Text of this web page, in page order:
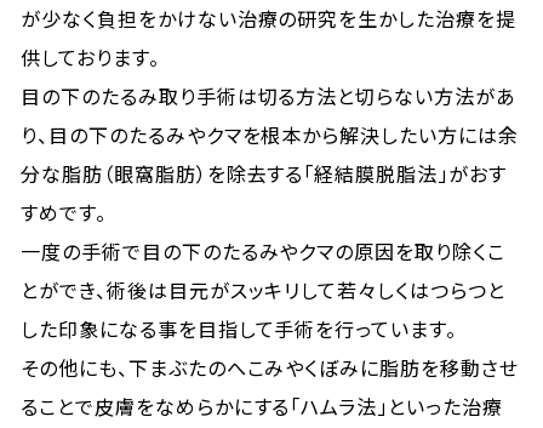
が少なく負担をかけない治療の研究を生かした治療を提
供しております。
目の下のたるみ取り手術は切る方法と切らない方法があ
り、目の下のたるみやクマを根本から解決したい方には余
分な脂肪（眼窩脂肪）を除去する「経結膜脱脂法」がおす
すめです。
一度の手術で目の下のたるみやクマの原因を取り除くこ
とができ、術後は目元がスッキリして若々しくはつらつと
した印象になる事を目指して手術を行っています。
その他にも、下まぶたのへこみやくぼみに脂肪を移動させ
ることで皮膚をなめらかにする「ハムラ法」といった治療